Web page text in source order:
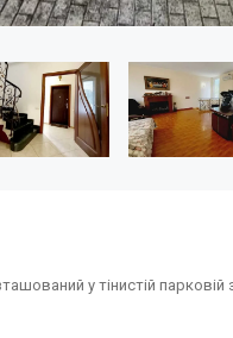
у тінистій парковій